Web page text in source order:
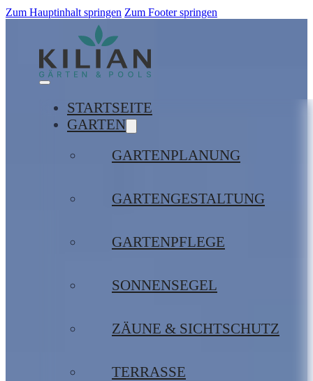
Zum Hauptinhalt springen Zum Footer springen
STARTSEITE
GARTEN
GARTENPLANUNG
GARTENGESTALTUNG
GARTENPFLEGE
SONNENSEGEL
ZÄUNE & SICHTSCHUTZ
TERRASSE